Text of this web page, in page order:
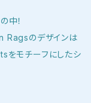
中！
Ragsのデザインは
モチーフにしたシ